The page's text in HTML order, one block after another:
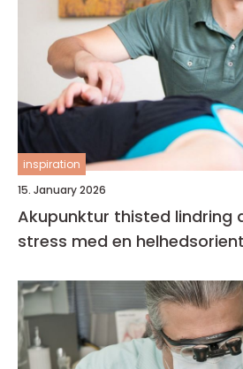
inspiration
15. January 2026
Akupunktur thisted lindring af smerter og
stress med en